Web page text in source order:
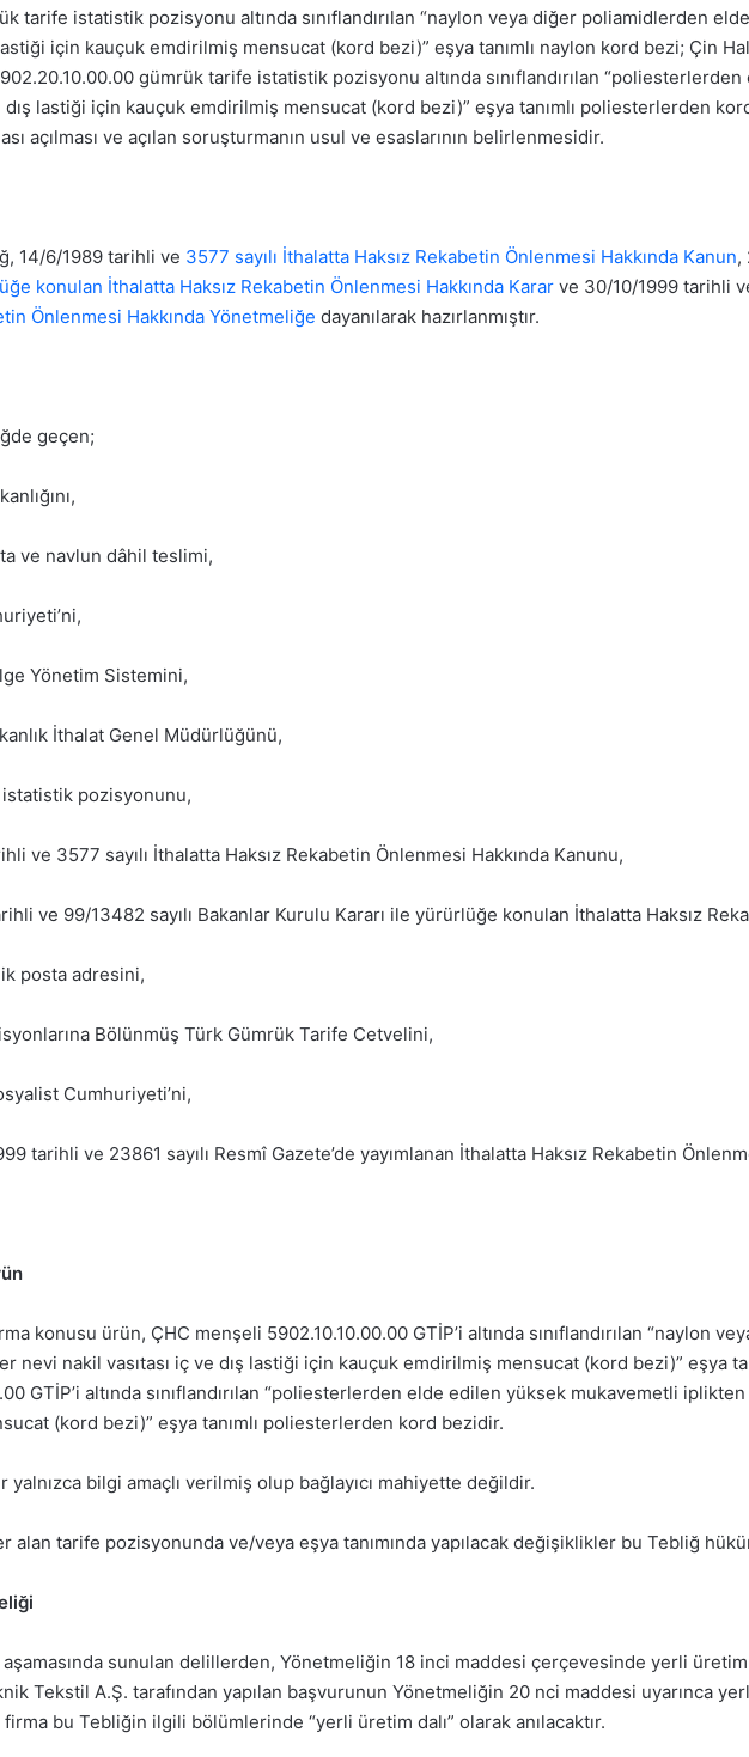
tarife istatistik pozisyonu altında sınıflandırılan “naylon veya diğer poliamidlerden
lastiği için kauçuk emdirilmiş mensucat (kord bezi)” eşya tanımlı naylon kord bezi; Çin
gümrük tarife istatistik pozisyonu altında sınıflandırılan
dış lastiği için kauçuk emdirilmiş mensucat (kord bezi)” eşya tanımlı poliesterlerden
açılması ve açılan soruşturmanın usul ve esaslarının belirlenmesidir.
14/6/1989 tarihli ve 3577 sayılı İthalatta Haksız Rekabetin Önlenmesi Hakkında Kanun,
konulan İthalatta Haksız Rekabetin Önlenmesi Hakkında Karar ve 30/10/1999 tarihli
Önlenmesi Hakkında Yönetmeliğe dayanılarak hazırlanmıştır.
geçen;
ve navlun dâhil teslimi,
Yönetim Sistemini,
İthalat Genel Müdürlüğünü,
pozisyonunu,
ve 3577 sayılı İthalatta Haksız Rekabetin Önlenmesi Hakkında Kanunu,
ve 99/13482 sayılı Bakanlar Kurulu Kararı ile yürürlüğe konulan İthalatta Haksız
posta adresini,
Bölünmüş Türk Gümrük Tarife Cetvelini,
Cumhuriyeti’ni,
tarihli ve 23861 sayılı Resmî Gazete’de yayımlanan İthalatta Haksız Rekabetin
konusu ürün, ÇHC menşeli 5902.10.10.00.00 GTİP’i altında sınıflandırılan “naylon
nevi nakil vasıtası iç ve dış lastiği için kauçuk emdirilmiş mensucat (kord bezi)” eşya
GTİP’i altında sınıflandırılan “poliesterlerden elde edilen yüksek mukavemetli
(kord bezi)” eşya tanımlı poliesterlerden kord bezidir.
yalnızca bilgi amaçlı verilmiş olup bağlayıcı mahiyette değildir.
alan tarife pozisyonunda ve/veya eşya tanımında yapılacak değişiklikler bu Tebliğ
aşamasında sunulan delillerden, Yönetmeliğin 18 inci maddesi çerçevesinde yerli
Tekstil A.Ş. tarafından yapılan başvurunun Yönetmeliğin 20 nci maddesi uyarınca yerli
bu Tebliğin ilgili bölümlerinde “yerli üretim dalı” olarak anılacaktır.